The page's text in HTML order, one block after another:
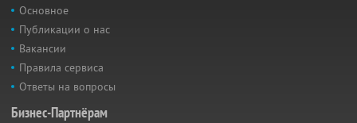
Основное
Публикации о нас
Вакансии
Правила сервиса
Ответы на вопросы
Бизнес-Партнёрам